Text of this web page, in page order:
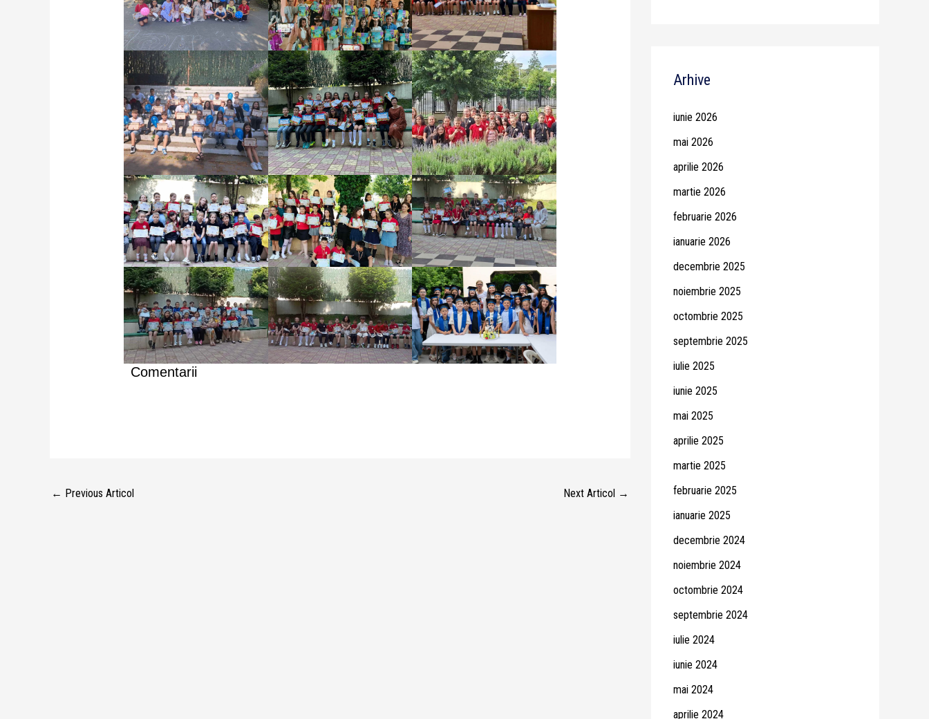
Comentarii
← Previous Articol Next Articol →
Arhive
iunie 2026
mai 2026
aprilie 2026
martie 2026
februarie 2026
ianuarie 2026
decembrie 2025
noiembrie 2025
octombrie 2025
septembrie 2025
iulie 2025
iunie 2025
mai 2025
aprilie 2025
martie 2025
februarie 2025
ianuarie 2025
decembrie 2024
noiembrie 2024
octombrie 2024
septembrie 2024
iulie 2024
iunie 2024
mai 2024
aprilie 2024